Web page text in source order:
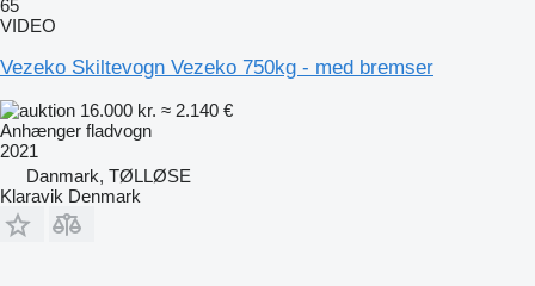
65
VIDEO
Vezeko Skiltevogn Vezeko 750kg - med bremser
16.000 kr. ≈ 2.140 €
Anhænger fladvogn
2021
Danmark, TØLLØSE
Klaravik Denmark